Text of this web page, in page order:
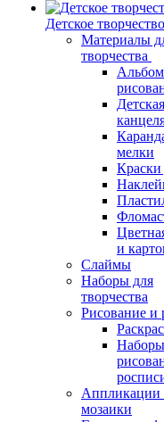
Детское творчество
Материалы
творчества
Детская
мелки
Краски
и
Слаймы
Наборы для
творчества
Рисование и
Аппликации
мозаики